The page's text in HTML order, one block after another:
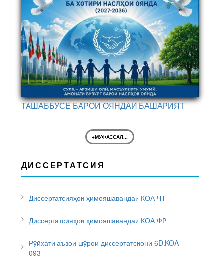
ТАШАББУСЕ БАРОИ ОЯНДАИ БАШАРИЯТ
+МУФАССАЛ...
ДИССЕРТАТСИЯ
Диссертатсияҳои ҳимояшавандаи КОА ҶТ
Диссертатсияҳои ҳимояшавандаи КОА ФР
Рӯйхати аъзои шӯрои диссертатсиони 6D.KOA-
093